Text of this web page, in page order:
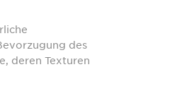
des
deren Texturen